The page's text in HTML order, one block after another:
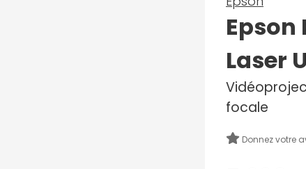
Epson
Laser
focale
Donnez votre